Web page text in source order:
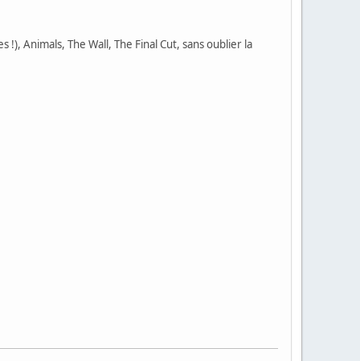
Animals, The Wall, The Final Cut, sans oublier la